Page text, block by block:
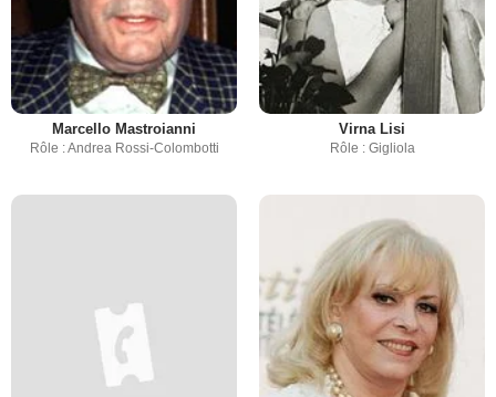
Marcello Mastroianni
Rôle : Andrea Rossi-Colombotti
Virna Lisi
Rôle : Gigliola